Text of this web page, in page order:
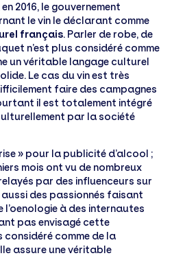
2016, le gouvernement
le vin le déclarant comme
français. Parler de robe, de
n’est plus considéré comme
un véritable langage culturel
Le cas du vin est très
faire des campagnes
il est totalement intégré
par la société
» pour la publicité d’alcool ;
mois ont vu de nombreux
par des influenceurs sur
des passionnés faisant
l’oenologie à des internautes
pas envisagé cette
considéré comme de la
assure une véritable